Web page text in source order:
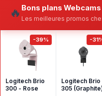
🔥 Bons plans Webcams
Les meilleures promos
-39%
Logitech Brio
300 - Rose
-
Logitech Brio
305